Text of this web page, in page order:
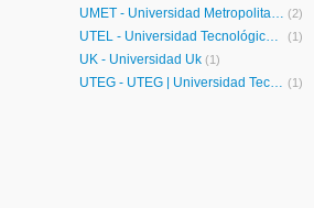
UMET - Universidad Metropolitana (2)
UTEL - Universidad Tecnológica Latinoamericana en Línea Ecuador (1)
UK - Universidad Uk (1)
UTEG - UTEG | Universidad Tecnológica Empresarial de Guayaquil (1)